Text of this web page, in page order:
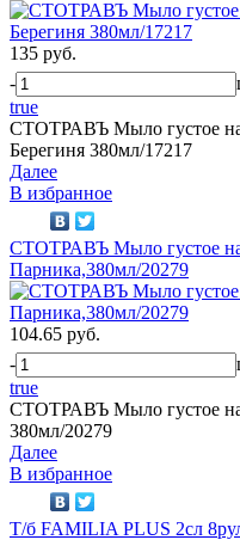
135 руб.
-
true
СТОТРАВЪ Мыло густое на
Берегиня 380мл/17217
Далее
В избранное
СТОТРАВЪ Мыло густое на
Парника,380мл/20279
104.65 руб.
-
true
СТОТРАВЪ Мыло густое на
380мл/20279
Далее
В избранное
Т/б FAMILIA PLUS 2сл